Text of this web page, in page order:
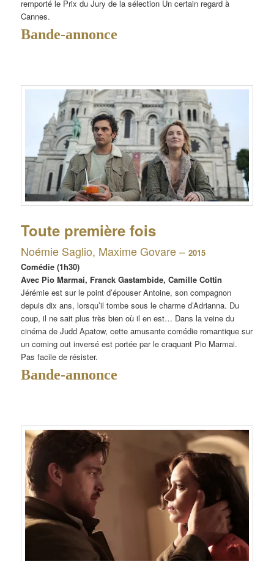
remporté le Prix du Jury de la sélection Un certain regard à
Cannes.
Bande-annonce
Toute première fois
Noémie Saglio, Maxime Govare –2015
Comédie (1h30)
Avec Pio Marmai, Franck Gastambide, Camille Cottin
Jérémie est sur le point d’épouser Antoine, son compagnon
depuis dix ans, lorsqu’il tombe sous le charme d’Adrianna. Du
coup, il ne sait plus très bien où il en est… Dans la veine du
cinéma de Judd Apatow, cette amusante comédie romantique sur
un coming out inversé est portée par le craquant Pio Marmai.
Pas facile de résister.
Bande-annonce